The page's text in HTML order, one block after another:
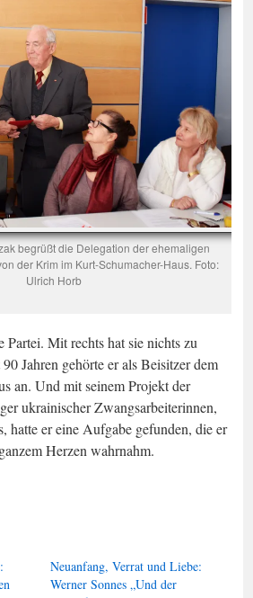
begrüßt die Delegation der ehemaligen
der Krim im Kurt-Schumacher-Haus. Foto:
Ulrich Horb
Partei. Mit rechts hat sie nichts zu
Jahren gehörte er als Beisitzer dem
an. Und mit seinem Projekt der
ukrainischer Zwangsarbeiterinnen,
hatte er eine Aufgabe gefunden, die er
Herzen wahrnahm.
Neuanfang, Verrat und Liebe:
Werner Sonnes „Und der